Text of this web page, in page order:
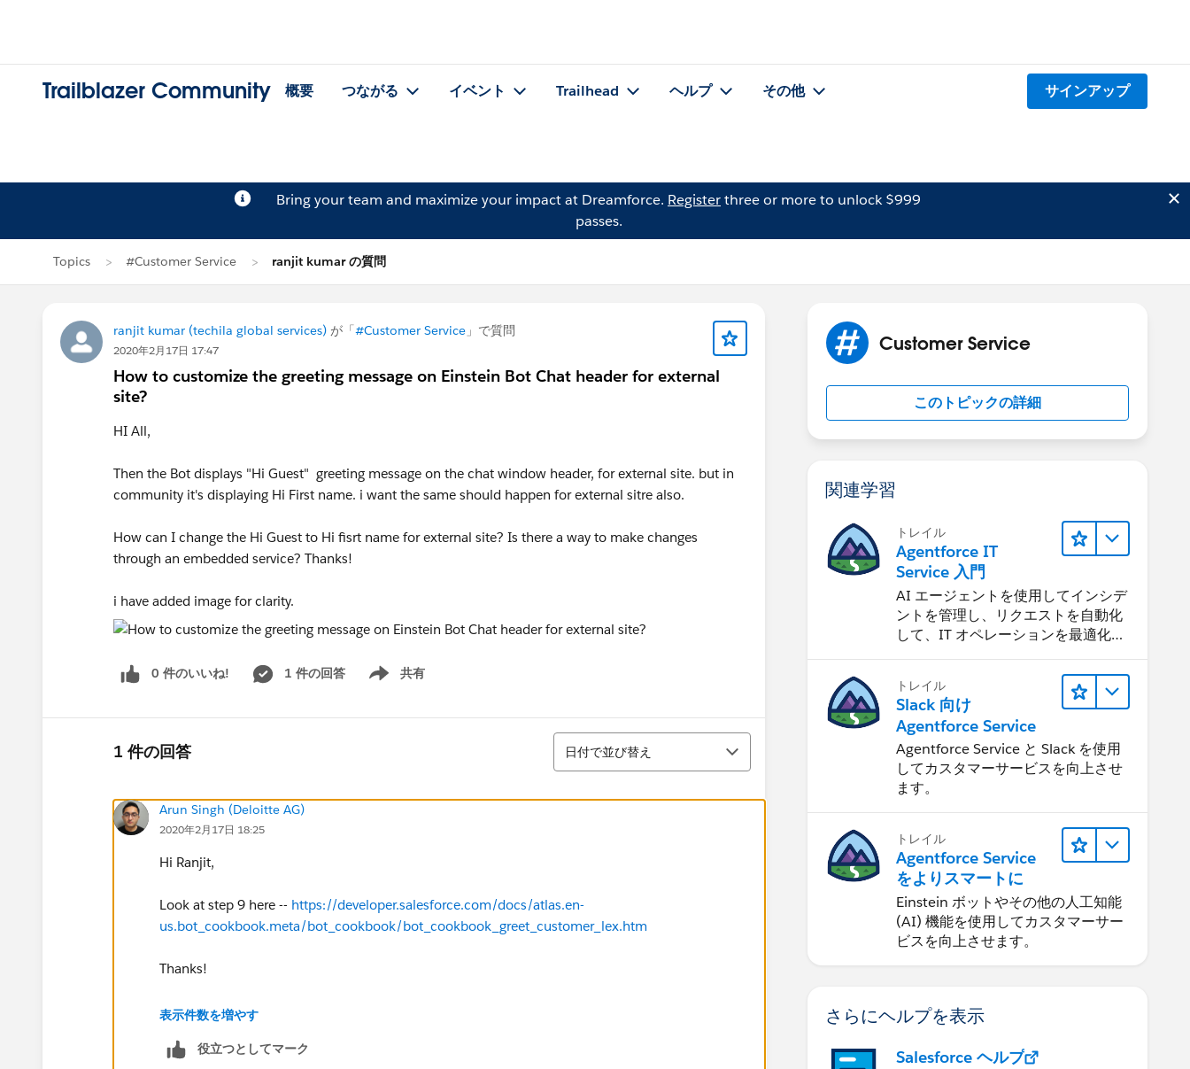
Trailblazer Community 概要 つながる イベント Trailhead ヘルプ その他 サインアップ
Bring your team and maximize your impact at Dreamforce. Registerthree or more to unlock $999
passes.
Topics #Customer Service ranjit kumar の質問
ranjit kumar (techila global services) が「#Customer Service 」で質問
2020年2月17日 17:47
How to customize the greeting message on Einstein Bot Chat header for external
site?
HI All,
Then the Bot displays "Hi Guest" greeting message on the chat window header, for external site. but in
community it's displaying Hi First name. i want the same should happen for external sitre also.
How can I change the Hi Guest to Hi fisrt name for external site? Is there a way to make changes
through an embedded service? Thanks!
​​​​​​​i have added image for clarity.
0 件のいいね! 1 件の回答 共有
Show menu
1 件の回答
並び替え
日付で並び替え
Arun Singh (Deloitte AG)
2020年2月17日 18:25
Hi Ranjit,
Look at step 9 here -- https://developer.salesforce.com/docs/atlas.en-
us.bot_cookbook.meta/bot_cookbook/bot_cookbook_greet_customer_lex.htm
Thanks!
Arun S.
表示件数を増やす
役立つとしてマーク
Customer Service
このトピックの詳細
関連学習
トレイル
Agentforce IT
Service 入門
AI エージェントを使用してインシデ
ントを管理し、リクエストを自動化
して、IT オペレーションを最適化す
トレイル
Slack 向け
Agentforce Service
Agentforce Service と Slack を使用
してカスタマーサービスを向上させ
ます。
トレイル
Agentforce Service
をよりスマートに
Einstein ボットやその他の人工知能
(AI) 機能を使用してカスタマーサー
ビスを向上させます。
さらにヘルプを表示
Salesforce ヘルプ